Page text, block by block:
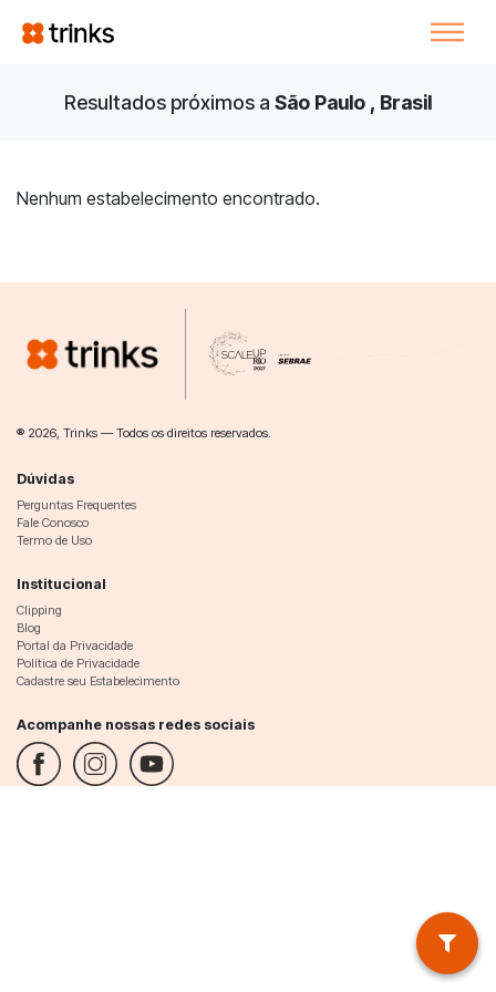
Resultados próximos a São Paulo , Brasil
Nenhum estabelecimento encontrado.
® 2026, Trinks — Todos os direitos reservados.
Dúvidas
Perguntas Frequentes
Fale Conosco
Termo de Uso
Institucional
Clipping
Blog
Portal da Privacidade
Política de Privacidade
Cadastre seu Estabelecimento
Acompanhe nossas redes sociais